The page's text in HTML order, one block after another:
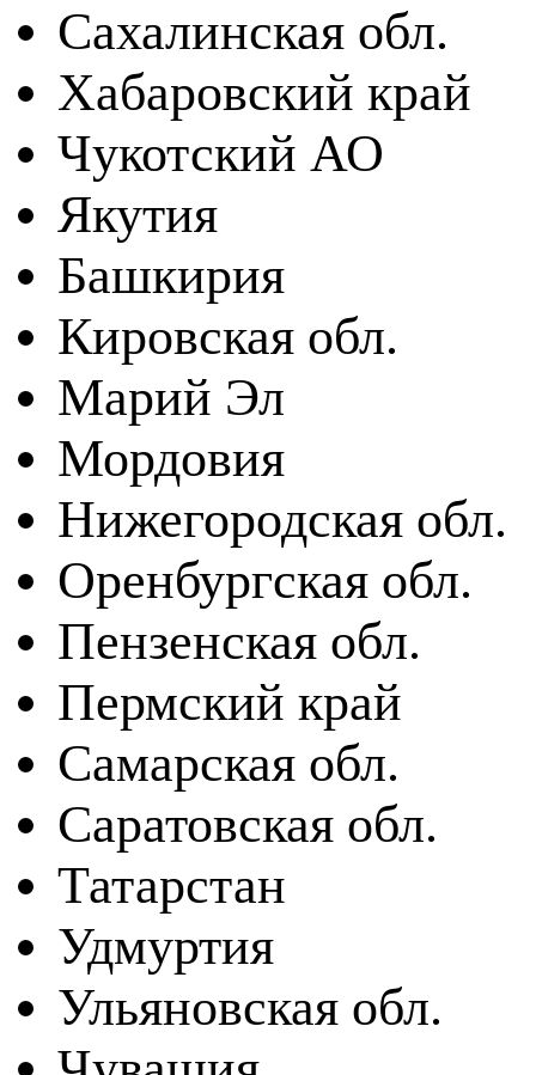
Сахалинская обл.
Хабаровский край
Чукотский АО
Якутия
Башкирия
Кировская обл.
Марий Эл
Мордовия
Нижегородская обл.
Оренбургская обл.
Пензенская обл.
Пермский край
Самарская обл.
Саратовская обл.
Татарстан
Удмуртия
Ульяновская обл.